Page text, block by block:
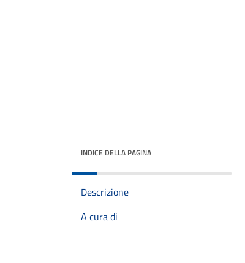
INDICE DELLA PAGINA
Descrizione
A cura di